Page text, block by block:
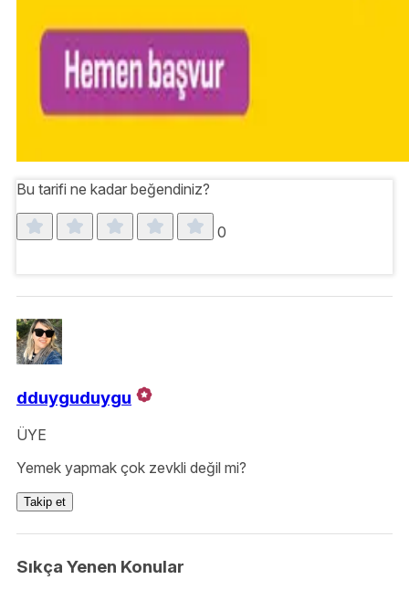
Bu tarifi ne kadar beğendiniz?
0
dduyguduygu
ÜYE
Yemek yapmak çok zevkli değil mi?
Takip et
Sıkça Yenen Konular